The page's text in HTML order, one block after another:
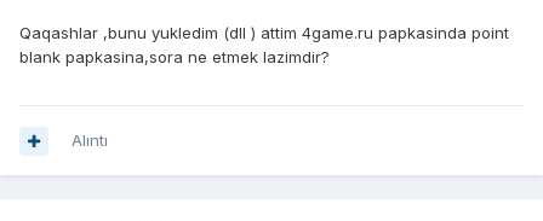
Qaqashlar ,bunu yukledim (dll ) attim 4game.ru papkasinda point
blank papkasina,sora ne etmek lazimdir?
Alıntı